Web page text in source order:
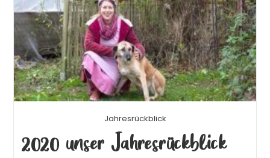
Jahresrückblick
2020 unser Jahresrückblick